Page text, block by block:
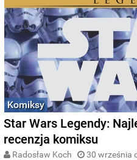
Komiksy
Star Wars Legendy:
recenzja komiksu
Radosław Koch 30 września